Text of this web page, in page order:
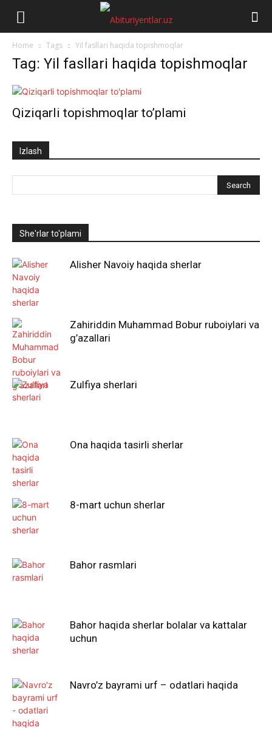
Home Tags Yil fasllari haqida topishmoqlar
Tag: Yil fasllari haqida topishmoqlar
Qiziqarli topishmoqlar to’plami
Izlash
She'rlar to'plami
Alisher Navoiy haqida sherlar
Zahiriddin Muhammad Bobur ruboiylari va
g’azallari
Zulfiya sherlari
Ona haqida tasirli sherlar
8-mart uchun sherlar
Bahor rasmlari
Bahor haqida sherlar bolalar va kattalar
uchun
Navro’z bayrami urf – odatlari haqida